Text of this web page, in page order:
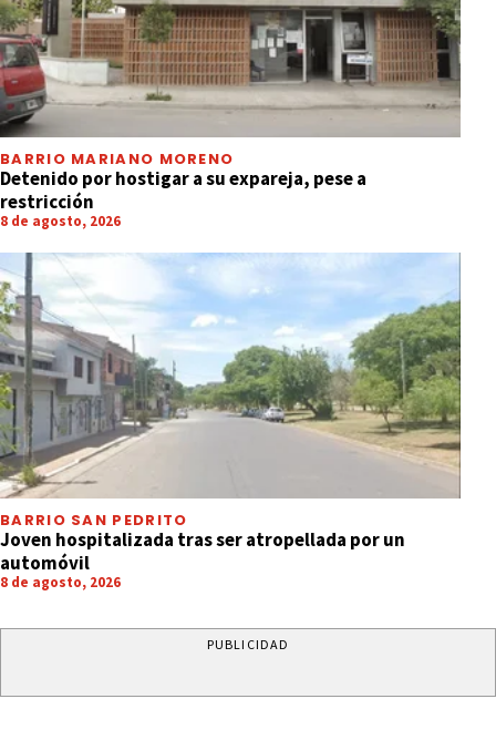
BARRIO MARIANO MORENO
Detenido por hostigar a su expareja, pese a
restricción
8 de agosto, 2026
BARRIO SAN PEDRITO
Joven hospitalizada tras ser atropellada por un
automóvil
8 de agosto, 2026
PUBLICIDAD